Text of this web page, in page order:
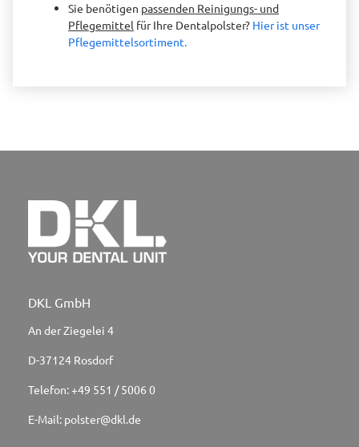
Sie benötigen passenden Reinigungs- und
Pflegemittel für Ihre Dentalpolster? Hier ist unser
Pflegemittelsortiment.
DKL GmbH
An der Ziegelei 4
D-37124 Rosdorf
Telefon:+49 551 / 5006 0
E-Mail: polster@dkl.de